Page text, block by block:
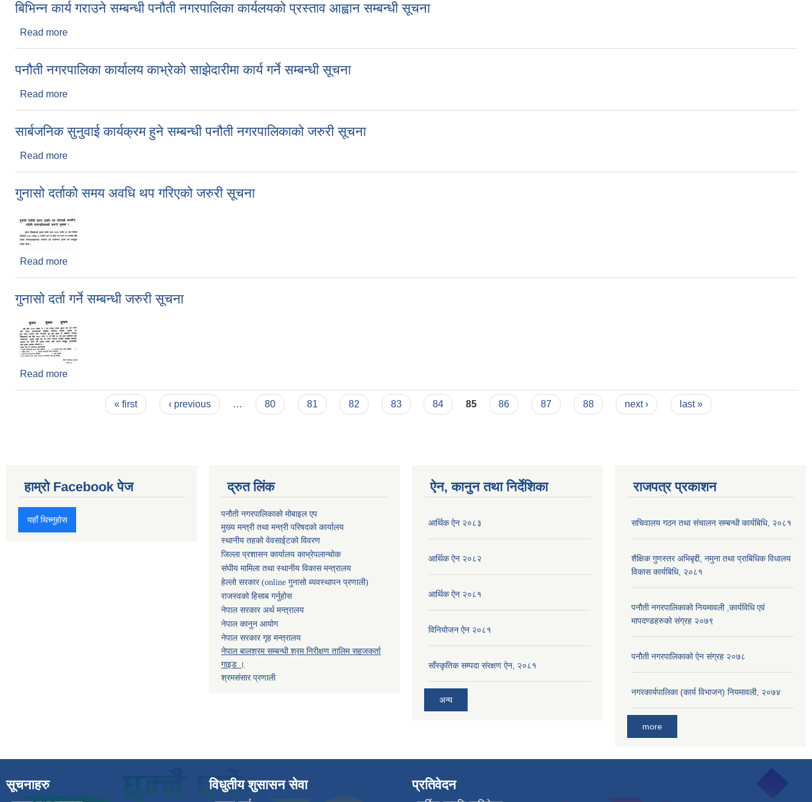
बिभिन्न कार्य गराउने सम्बन्धी पनौती नगरपालिका कार्यलयको प्रस्ताव आह्वान सम्बन्धी सूचना
Read more
पनौती नगरपालिका कार्यालय काभ्रेको साझेदारीमा कार्य गर्ने सम्बन्धी सूचना
Read more
सार्बजनिक सुनुवाई कार्यक्रम हुने सम्बन्धी पनौती नगरपालिकाको जरुरी सूचना
Read more
गुनासो दर्ताको समय अवधि थप गरिएको जरुरी सूचना
Read more
गुनासो दर्ता गर्ने सम्बन्धी जरुरी सूचना
Read more
« first ‹ previous … 80 81 82 83 84 85 86 87 88 next › last »
हाम्रो Facebook पेज
यहाँ थिच्नुहोस
द्रुत लिंक
पनौती नगरपालिकाको मोबाइल एप
मुख्य मन्त्री तथा मन्त्री परिषदको कार्यालय
स्थानीय तहको वेवसाईटको विवरण
जिल्ला प्रशासन कार्यालय काभ्रेपलान्चोक
संघीय मामिला तथा स्थानीय विकास मन्त्रालय
हेल्लो सरकार (online गुनासो ब्यवस्थापन प्रणाली)
राजस्वको हिसाब गर्नुहोस
नेपाल सरकार अर्थ मन्त्रालय
नेपाल कानुन आयोग
नेपाल सरकार गृह मन्त्रालय
नेपाल बालश्रम सम्बन्धी श्रम निरीक्षण तालिम सहजकर्ता
गाइड ।
श्रमसंसार प्रणाली
ऐन, कानुन तथा निर्देशिका
आर्थिक ऐन २०८३
आर्थिक ऐन २०८२
आर्थिक ऐन २०८१
विनियोजन ऐन २०८१
साँस्कृतिक सम्पदा संरक्षण ऐन, २०८१
अन्य
राजपत्र प्रकाशन
सचिवालय गठन तथा संचालन सम्बन्धी कार्यबिधि, २०८१
शैक्षिक गुणस्तर अभिबृद्दी, नमुना तथा प्राबिधिक विधालय
विकास कार्यबिधि, २०८१
पनौती नगरपालिकाको नियमावली ,कार्यविधि एवं
मापदण्डहरुको संग्रह २०७९
पनौती नगरपालिकाको ऐन संग्रह २०७८
नगरकार्यपालिका (कार्य विभाजन) नियमावली, २०७४
more
सूचनाहरु विधुतीय शुसासन सेवा प्रतिवेदन